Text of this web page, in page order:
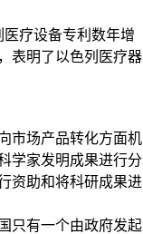
疗设备专利数年增
表明了以色列医疗器
市场产品转化方面机
学家发明成果进行分
资助和将科研成果进
只有一个由政府发起